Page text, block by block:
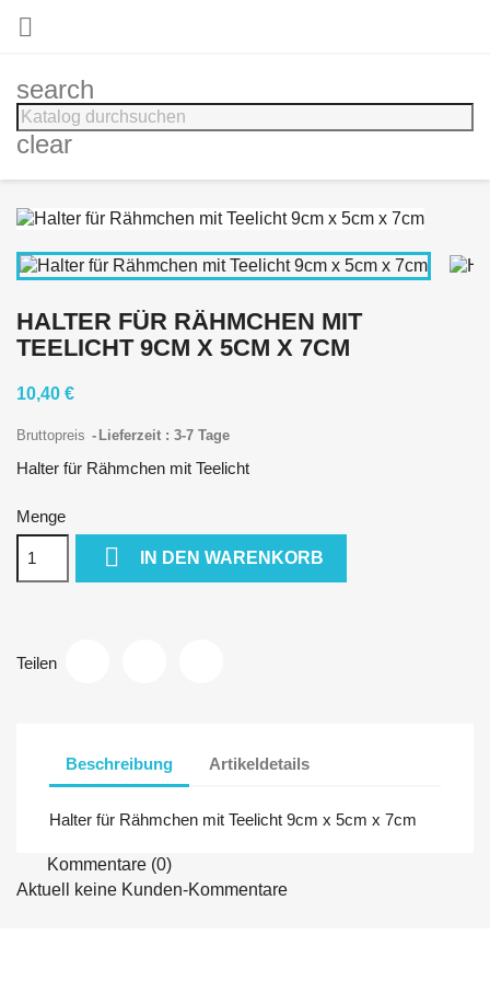

search
clear
HALTER FÜR RÄHMCHEN MIT
TEELICHT 9CM X 5CM X 7CM
10,40 €
Bruttopreis Lieferzeit : 3-7 Tage
Halter für Rähmchen mit Teelicht
Menge
 IN DEN WARENKORB
Teilen
Beschreibung Artikeldetails
Halter für Rähmchen mit Teelicht 9cm x 5cm x 7cm
Kommentare (0)
Aktuell keine Kunden-Kommentare